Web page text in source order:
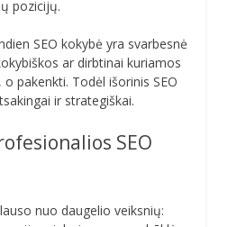
pozicijų.
SEO kokybė yra svarbesnė
ar dirbtinai kuriamos
pakenkti. Todėl išorinis SEO
ir strategiškai.
SEO
nuo daugelio veiksnių: